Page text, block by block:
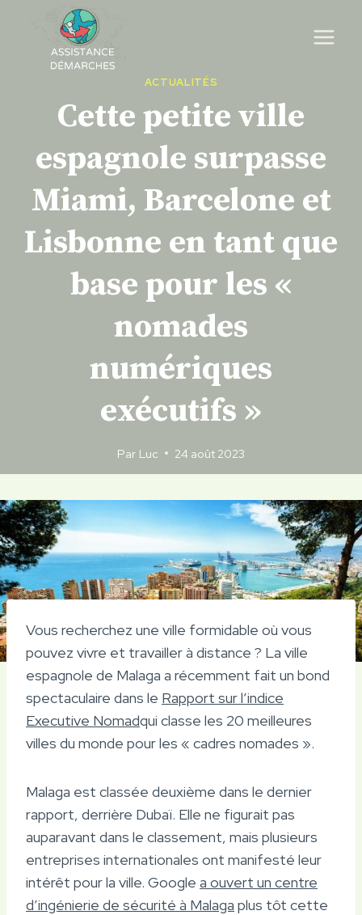
content
ACTUALITÉS
Cette petite ville
espagnole surpasse
Miami, Barcelone et
Lisbonne en tant que
base pour les «
nomades
numériques
exécutifs »
Par Luc 24 août 2023
Vous recherchez une ville formidable où vous
pouvez vivre et travailler à distance ? La ville
espagnole de Malaga a récemment fait un bond
spectaculaire dans le Rapport sur l’indice
Executive Nomadqui classe les 20 meilleures
villes du monde pour les « cadres nomades ».
Malaga est classée deuxième dans le dernier
rapport, derrière Dubaï. Elle ne figurait pas
auparavant dans le classement, mais plusieurs
entreprises internationales ont manifesté leur
intérêt pour la ville. Google a ouvert un centre
d’ingénierie de sécurité à Malaga plus tôt cette